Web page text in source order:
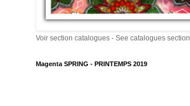
Voir section catalogues - See catalogues section
Magenta SPRING - PRINTEMPS 2019